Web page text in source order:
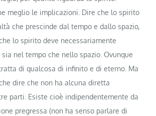
meglio le implicazioni. Dire che lo spirito
che prescinde dal tempo e dallo spazio,
lo spirito deve necessariamente
sia nel tempo che nello spazio. Ovunque
di qualcosa di infinito e di eterno. Ma
dire che non ha alcuna diretta
parti. Esiste cioè indipendentemente da
pregressa (non ha senso parlare di